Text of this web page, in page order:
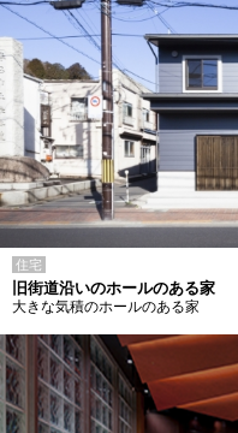
住宅
旧街道沿いのホールのある家
大きな気積のホールのある家